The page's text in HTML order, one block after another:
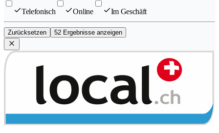
Telefonisch Online Im Geschäft
Zurücksetzen 52 Ergebnisse anzeigen